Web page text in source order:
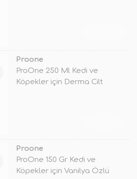
Proone
ProOne 250 Ml Kedi ve
Köpekler için Derma Cilt
Proone
ProOne 150 Gr Kedi ve
Köpekler için Vanilya Özlü